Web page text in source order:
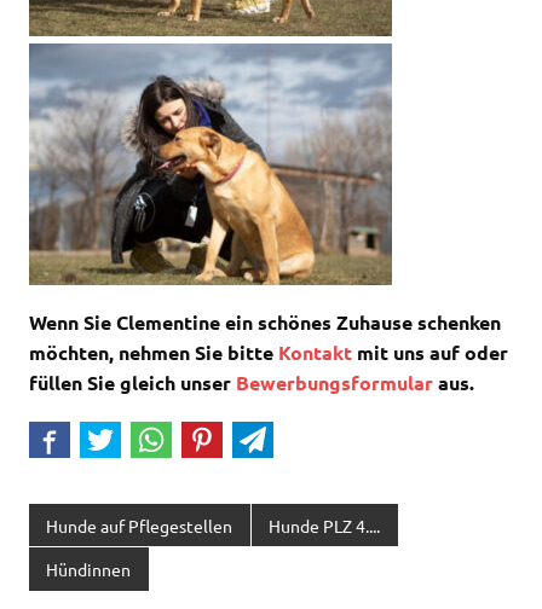
Wenn Sie Clementine ein schönes Zuhause schenken
möchten, nehmen Sie bitte Kontakt mit uns auf oder
füllen Sie gleich unser Bewerbungsformularaus.
Hunde auf Pflegestellen Hunde PLZ 4....
Hündinnen